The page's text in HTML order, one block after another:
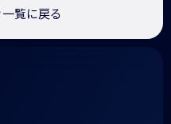
覧に戻る